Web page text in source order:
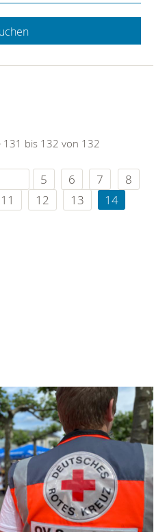
131 bis 132 von 132
5 6 7
8
11 12 13 14